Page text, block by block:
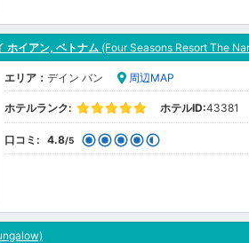
ホイアン, ベトナム (Four Seasons Resort The
エリア： デイン バン 周辺MAP
ホテルランク: ホテルID:43381
口コミ: 4.8/5